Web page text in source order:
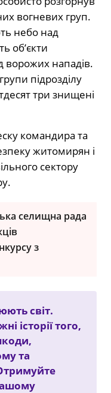
вогневих груп.
небо над
об’єкти
ворожих нападів.
підрозділу
три знищені
командира та
житомирян і
сектору
селищна рада
з
світ.
історії того,
та